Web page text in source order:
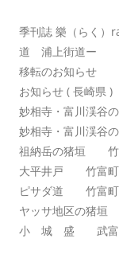
季刊誌 樂（らく
道 浦上街道ー
移転のお知らせ
お知らせ ( 長崎県 )
妙相寺・富川渓谷
妙相寺・富川渓谷
祖納岳の猪垣 竹
大平井戸 竹富町
ピサダ道 竹富町
ヤッサ地区の猪
小 城 盛 武富町